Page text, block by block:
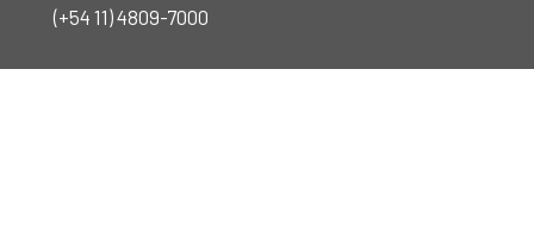
(+54 11) 4809-7000